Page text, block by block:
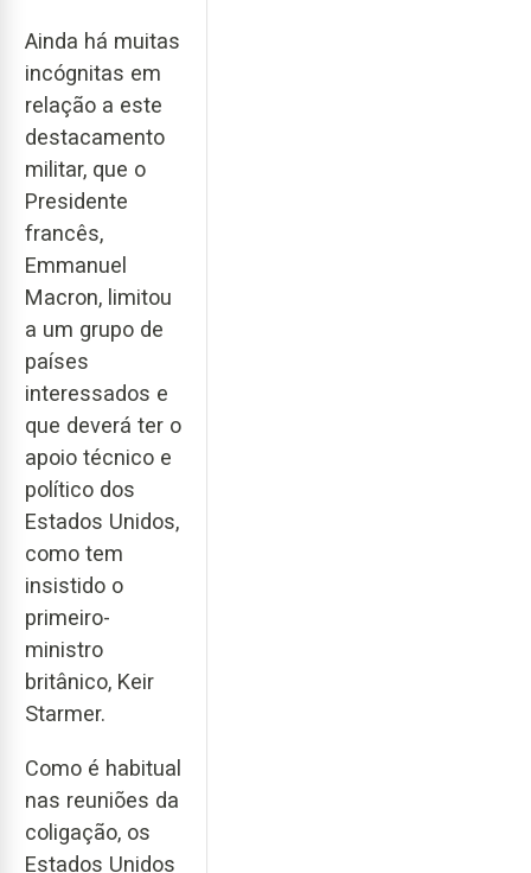
Ainda há muitas
incógnitas em
relação a este
destacamento
militar, que o
Presidente
francês,
Emmanuel
Macron, limitou
a um grupo de
países
interessados e
que deverá ter o
apoio técnico e
político dos
Estados Unidos,
como tem
insistido o
primeiro-
ministro
britânico, Keir
Starmer.
Como é habitual
nas reuniões da
coligação, os
Estados Unidos